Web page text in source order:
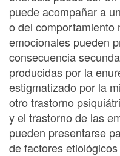
puede acompañar a
o del comportamiento
emocionales pueden
consecuencia
producidas por la
estigmatizado por la
otro trastorno
y el trastorno de las
pueden presentarse
de factores